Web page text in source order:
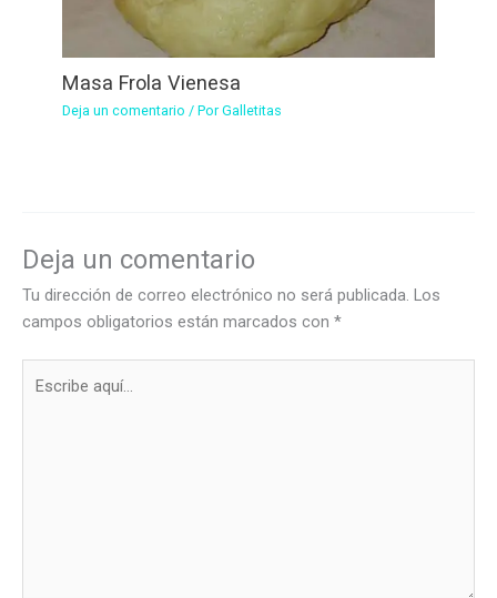
Masa Frola Vienesa
Deja un comentario / PorGalletitas
Deja un comentario
Tu dirección de correo electrónico no será publicada. Los
campos obligatorios están marcados con *
aquí...